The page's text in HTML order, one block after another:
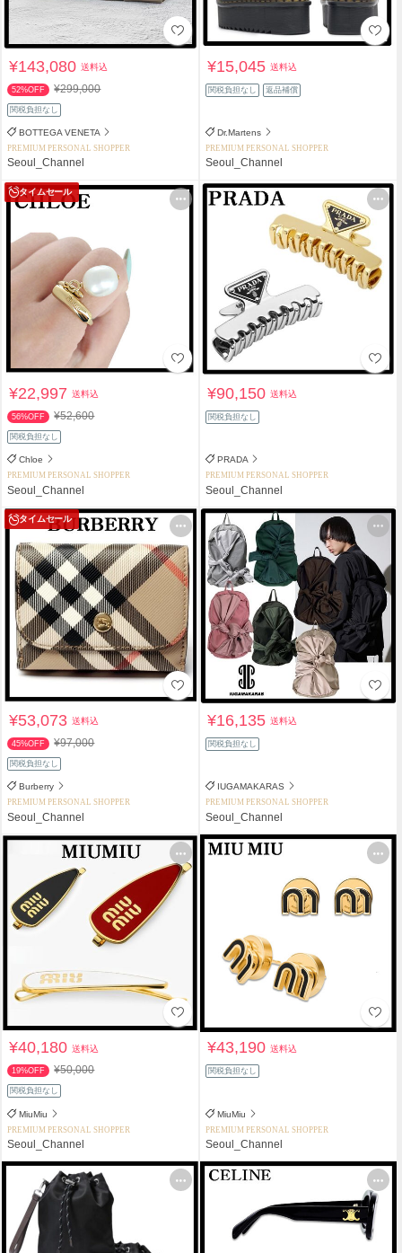
¥143,080送料込
52%OFF ¥299,000
関税負担なし
BOTTEGA VENETA
PREMIUM PERSONAL SHOPPER
Seoul_Channel
¥15,045送料込
関税負担なし 返品補償
Dr.Martens
PREMIUM PERSONAL SHOPPER
Seoul_Channel
タイムセール
¥22,997送料込
56%OFF ¥52,600
関税負担なし
Chloe
PREMIUM PERSONAL SHOPPER
Seoul_Channel
¥90,150送料込
関税負担なし
PRADA
PREMIUM PERSONAL SHOPPER
Seoul_Channel
タイムセール
¥53,073送料込
45%OFF ¥97,000
関税負担なし
Burberry
PREMIUM PERSONAL SHOPPER
Seoul_Channel
¥16,135送料込
関税負担なし
IUGAMAKARAS
PREMIUM PERSONAL SHOPPER
Seoul_Channel
¥40,180送料込
19%OFF ¥50,000
関税負担なし
MiuMiu
PREMIUM PERSONAL SHOPPER
Seoul_Channel
¥43,190送料込
関税負担なし
MiuMiu
PREMIUM PERSONAL SHOPPER
Seoul_Channel